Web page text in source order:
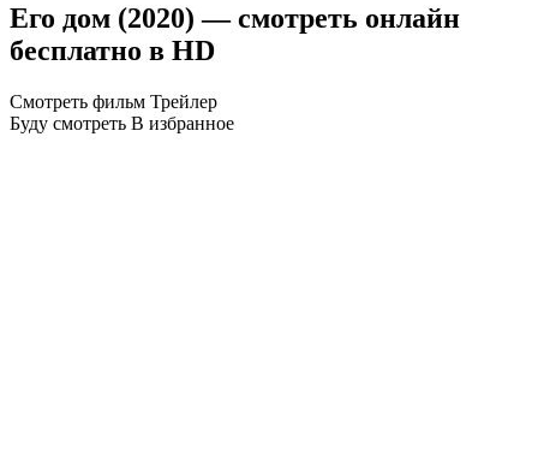
Его дом (2020) — смотреть онлайн
бесплатно в HD
Смотреть фильм Трейлер
Буду смотреть В избранное